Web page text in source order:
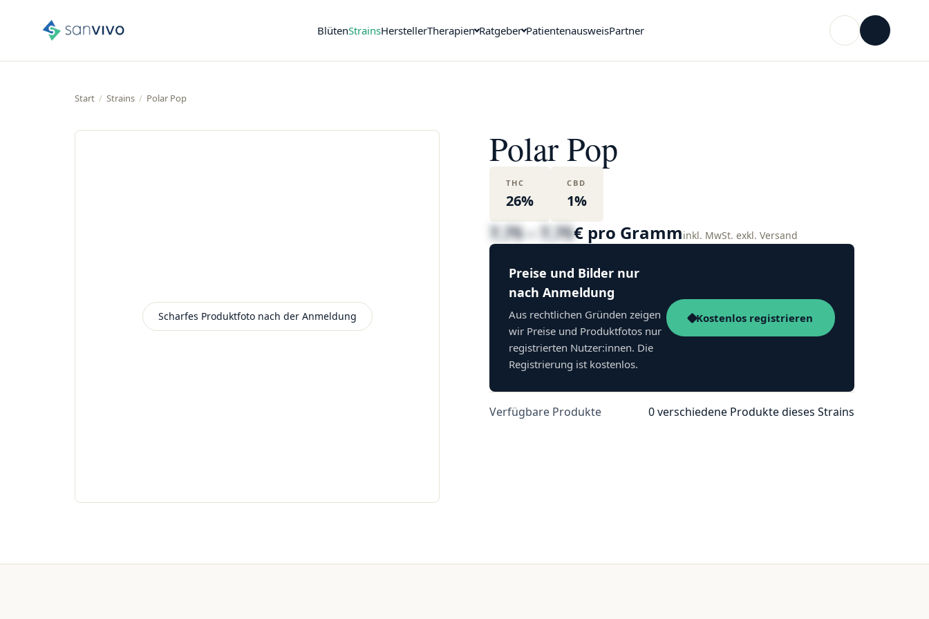
BlütenStrainsHerstellerTherapien Ratgeber PatientenausweisPartner
Start / Strains / Polar Pop
Scharfes Produktfoto nach der Anmeldung
Polar Pop
THC
26%
CBD
1%
7,75 – 7,75€ pro Gramminkl. MwSt. exkl. Versand
Preise und Bilder nur
nach Anmeldung
Aus rechtlichen Gründen zeigen
wir Preise und Produktfotos nur
registrierten Nutzer:innen. Die
Registrierung ist kostenlos.
Kostenlos registrieren
Verfügbare Produkte 0 verschiedene Produkte dieses Strains